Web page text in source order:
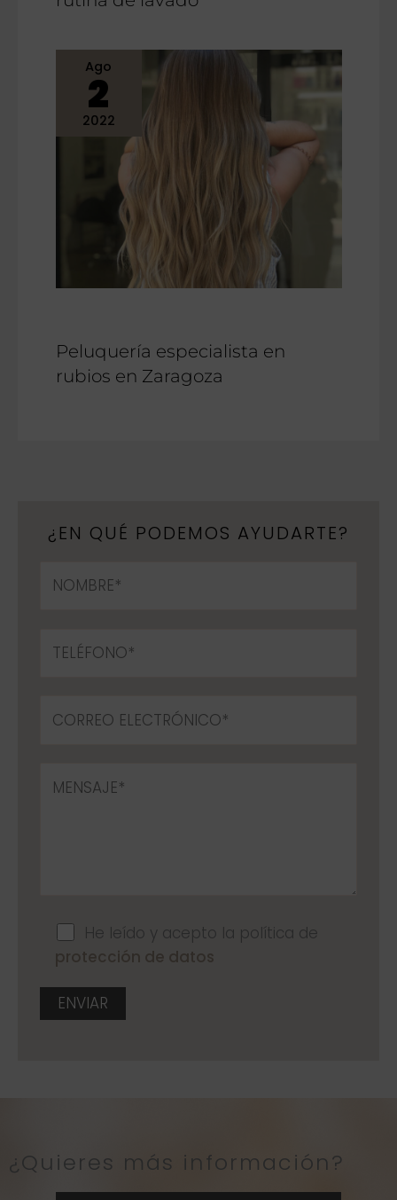
Ago
2
2022
Peluquería especialista en
rubios en Zaragoza
¿EN QUÉ PODEMOS AYUDARTE?
He leído y acepto la política de
protección de datos
r
¿Quieres más información?